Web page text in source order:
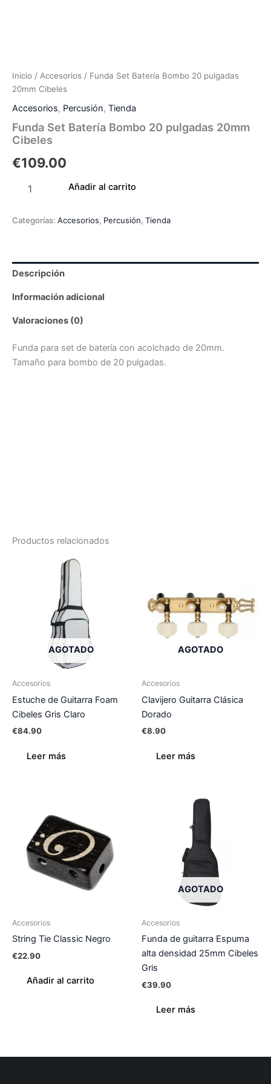
Inicio / Accesorios / Funda Set Batería Bombo 20 pulgadas
20mm Cibeles
Accesorios, Percusión, Tienda
Funda Set Batería Bombo 20 pulgadas 20mm
Cibeles
€109.00
Añadir al carrito
Categorías: Accesorios, Percusión, Tienda
Descripción
Información adicional
Valoraciones (0)
Funda para set de batería con acolchado de 20mm.
Tamaño para bombo de 20 pulgadas.
Productos relacionados
AGOTADO
Accesorios
Estuche de Guitarra Foam
Cibeles Gris Claro
€84.90
Leer más
AGOTADO
Accesorios
Clavijero Guitarra Clásica
Dorado
€8.90
Leer más
Accesorios
String Tie Classic Negro
€22.90
Añadir al carrito
AGOTADO
Accesorios
Funda de guitarra Espuma
alta densidad 25mm Cibeles
Gris
€39.90
Leer más